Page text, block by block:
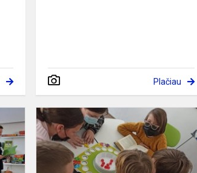
Plačiau
Viktorina,
skirta
Tarptautinei
vaikų